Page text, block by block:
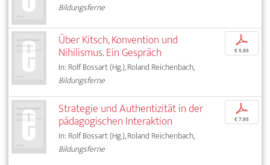
Bildungsferne
Über Kitsch, Konvention und
Nihilismus. Ein Gespräch
In: Rolf Bossart (Hg.), Roland Reichenbach,
Bildungsferne
p
€ 5,95
Strategie und Authentizität in der
pädagogischen Interaktion
In: Rolf Bossart (Hg.), Roland Reichenbach,
Bildungsferne
p
€ 7,95